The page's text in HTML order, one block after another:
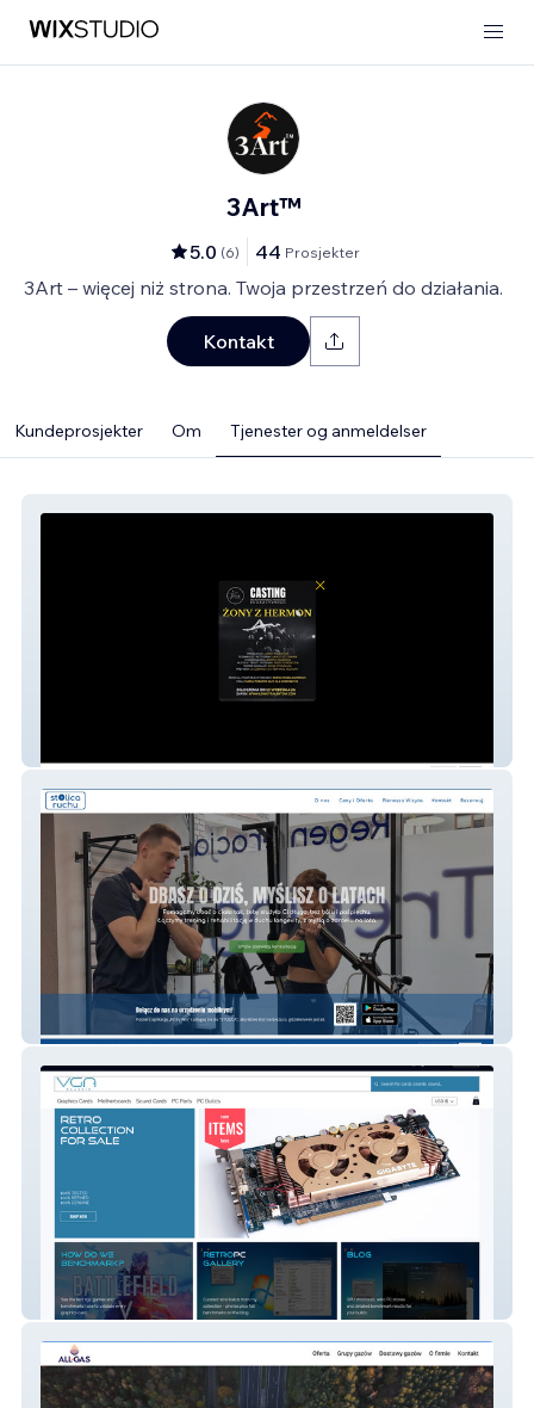
3Art™
5.0 (6) 44 Prosjekter
3Art – więcej niż strona. Twoja przestrzeń do działania.
Kontakt
Kundeprosjekter Om Tjenester og anmeldelser
Stolica Ruchu – System Rezerwacji i Strona
WWW dla Studia Fitness Premium
classicVGA – Globalny Sklep E-commerce
dla Pasjonatów Retro PC